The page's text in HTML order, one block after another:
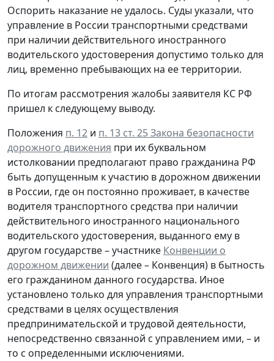
Оспорить наказание не удалось. Суды указали, что
управление в России транспортными средствами
при наличии действительного иностранного
водительского удостоверения допустимо только для
лиц, временно пребывающих на ее территории.
По итогам рассмотрения жалобы заявителя КС РФ
пришел к следующему выводу.
Положения п. 12 и п. 13 ст. 25 Закона безопасности
дорожного движения при их буквальном
истолковании предполагают право гражданина РФ
быть допущенным к участию в дорожном движении
в России, где он постоянно проживает, в качестве
водителя транспортного средства при наличии
действительного иностранного национального
водительского удостоверения, выданного ему в
другом государстве – участнике Конвенции о
дорожном движении (далее – Конвенция) в бытность
его гражданином данного государства. Иное
установлено только для управления транспортными
средствами в целях осуществления
предпринимательской и трудовой деятельности,
непосредственно связанной с управлением ими, – и
то с определенными исключениями.